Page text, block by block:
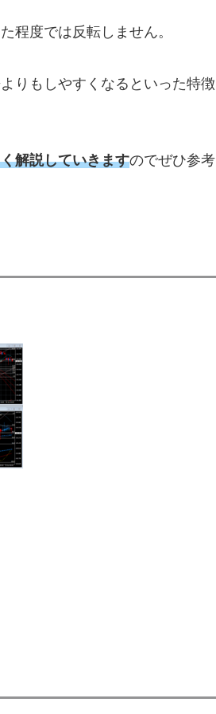
程度では反転しません。
りもしやすくなるといった特徴
解説していきますのでぜひ参考